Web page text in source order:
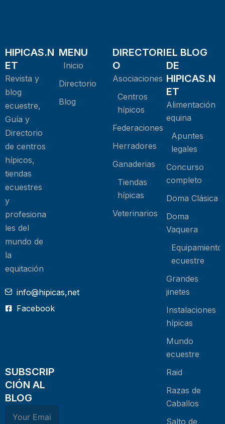
HIPICAS.N
ET
Revista y
blog
ecuestre,
Guía y
Directorio
de centros
hípicos,
tiendas
ecuestres
y
profesiona
les del
mundo de
la
equitación
info@hipicas,net
Facebook
SUBSCRIP
CIÓN AL
BLOG
MENU
Inicio
Directorio
Blog
DIRECTORI
O
Asociaciones
Centros
hípicos
Federaciones
Herradores
Ganaderias
Tiendas
hípicas
Veterinarios
EL BLOG
DE
HIPICAS.N
ET
Alimentación
equina
Apuntes
legales
Concurso
completo
Doma Clásica
Doma
Vaquera
Equipamiento
ecuestre
Grandes
jinetes
Instalaciones
hípicas
Mundo
ecuestre
Raid
Razas de
Caballos
Salto de